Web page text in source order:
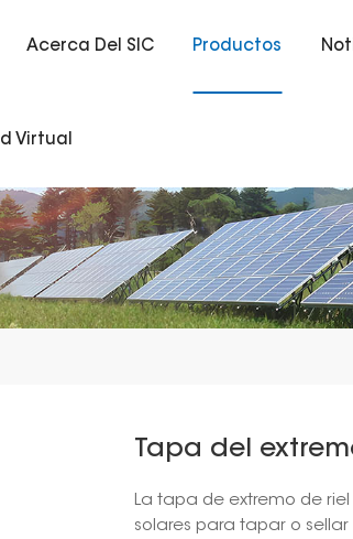
Acerca Del SIC Productos
Virtual
Tapa del
La tapa de extremo de
solares para tapar o sellar